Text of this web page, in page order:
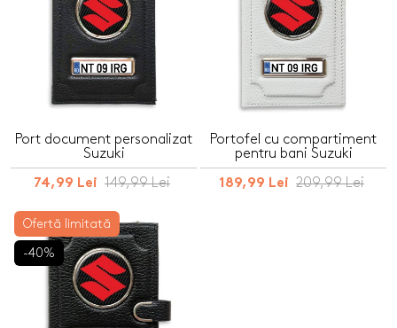
Port document personalizat
Suzuki
74,99 Lei 149,99 Lei
Portofel cu compartiment
pentru bani Suzuki
189,99 Lei 209,99 Lei
Ofertă limitată
-40%